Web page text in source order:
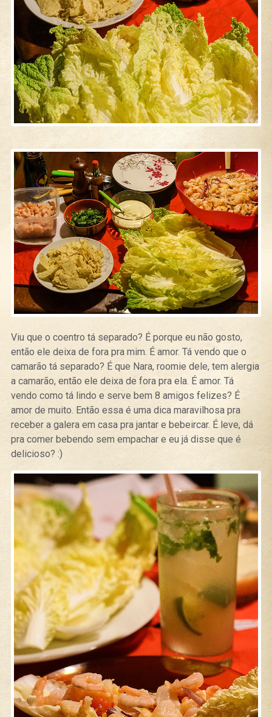
Viu que o coentro tá separado? É porque eu não gosto,
então ele deixa de fora pra mim. É amor. Tá vendo que o
camarão tá separado? É que Nara, roomie dele, tem alergia
a camarão, então ele deixa de fora pra ela. É amor. Tá
vendo como tá lindo e serve bem 8 amigos felizes? É
amor de muito. Então essa é uma dica maravilhosa pra
receber a galera em casa pra jantar e bebeircar. É leve, dá
pra comer bebendo sem empachar e eu já disse que é
delicioso? :)